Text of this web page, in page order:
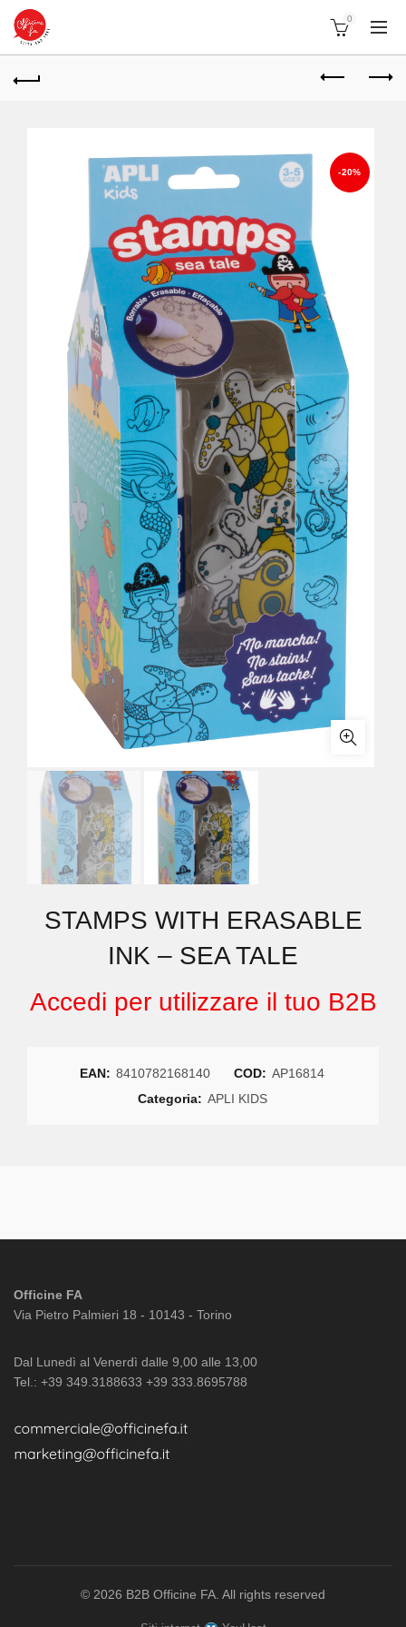
0
-20%
STAMPS WITH ERASABLE
INK – SEA TALE
Accedi per utilizzare il tuo B2B
EAN: 8410782168140 COD: AP16814
Categoria: APLI KIDS
Officine FA
Via Pietro Palmieri 18 - 10143 - Torino
Dal Lunedì al Venerdì dalle 9,00 alle 13,00
Tel.: +39 349.3188633 +39 333.8695788
© 2026 B2B Officine FA. All rights reserved